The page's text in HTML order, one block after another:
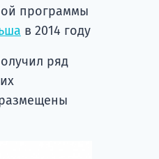
программы
в 2014 году
ряд